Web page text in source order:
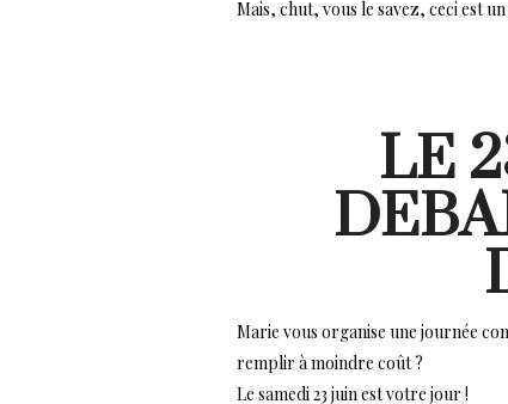
Mais, chut, vous le savez, ceci est
LE
Marie vous organise une journée
remplir à moindre coût ?
Le samedi 23 juin est votre jour !